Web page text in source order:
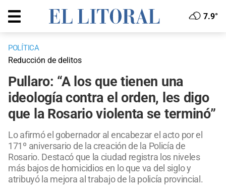
7.9°
POLÍTICA
Reducción de delitos
Pullaro: “A los que tienen una
ideología contra el orden, les digo
que la Rosario violenta se terminó”
Lo afirmó el gobernador al encabezar el acto por el
171º aniversario de la creación de la Policía de
Rosario. Destacó que la ciudad registra los niveles
más bajos de homicidios en lo que va del siglo y
atribuyó la mejora al trabajo de la policía provincial.